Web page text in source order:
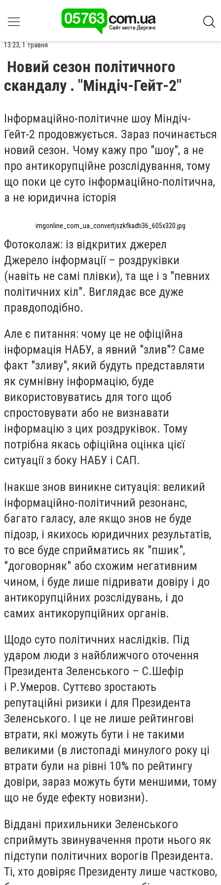
13:23, 1 травня
Новий сезон політичного
скандалу . "Міндіч-Гейт-2"
Інформаційно-політичне шоу Міндіч-
Гейт-2 продовжується. Зараз починається
новий сезон. Чому кажу про "шоу", а не
про антикорупційне розслідування, тому
що поки це суто інформаційно-політична,
а не юридична історія
imgonline_com_ua_convertjszkfkadti36_605x320.jpg
Фотоколаж: із відкритих джерел
Джерело інформації – роздруківки
(навіть не самі плівки), та ще і з "певних
політичних кіл". Виглядає все дуже
правдоподібно.
Але є питання: чому це не офіційна
інформація НАБУ, а явний "злив"? Саме
факт "зливу", який будуть представляти
як сумнівну інформацію, буде
використовуватись для того щоб
спростовувати або не визнавати
інформацію з цих роздруківок. Тому
потрібна якась офіційна оцінка цієї
ситуації з боку НАБУ і САП.
Інакше знов виникне ситуація: великий
інформаційно-політичний резонанс,
багато галасу, але якщо знов не буде
підозр, і якихось юридичних результатів,
то все буде сприйматись як "пшик",
"договорняк" або схожим негативним
чином, і буде лише підривати довіру і до
антикорупційних розслідувань, і до
самих антикорупційних органів.
Щодо суто політичних наслідків. Під
ударом люди з найближчого оточення
Президента Зеленського – С.Шефір
і Р.Умеров. Суттєво зростають
репутаційні ризики і для Президента
Зеленського. І це не лише рейтингові
втрати, які можуть бути і не такими
великими (в листопаді минулого року ці
втрати були на рівні 10% по рейтингу
довіри, зараз можуть бути меншими, тому
що не буде ефекту новизни).
Віддані прихильники Зеленського
сприймуть звинувачення проти нього як
підступи політичних ворогів Президента.
Ті, хто довіряє Президенту лише частково,